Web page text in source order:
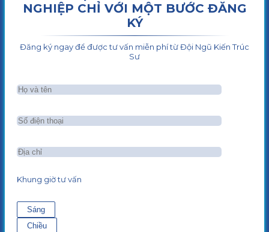
NGHIỆP CHỈ VỚI MỘT BƯỚC ĐĂNG
KÝ
Đăng ký ngay để được tư vấn miễn phí từ Đội Ngũ Kiến Trúc
Sư
Khung giờ tư vấn
Sáng
Chiều